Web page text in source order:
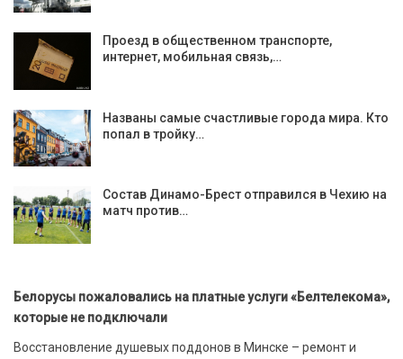
Проезд в общественном транспорте,
интернет, мобильная связь,…
Названы самые счастливые города мира. Кто
попал в тройку…
Состав Динамо-Брест отправился в Чехию на
матч против…
Белорусы пожаловались на платные услуги «Белтелекома»,
которые не подключали
Восстановление душевых поддонов в Минске – ремонт и